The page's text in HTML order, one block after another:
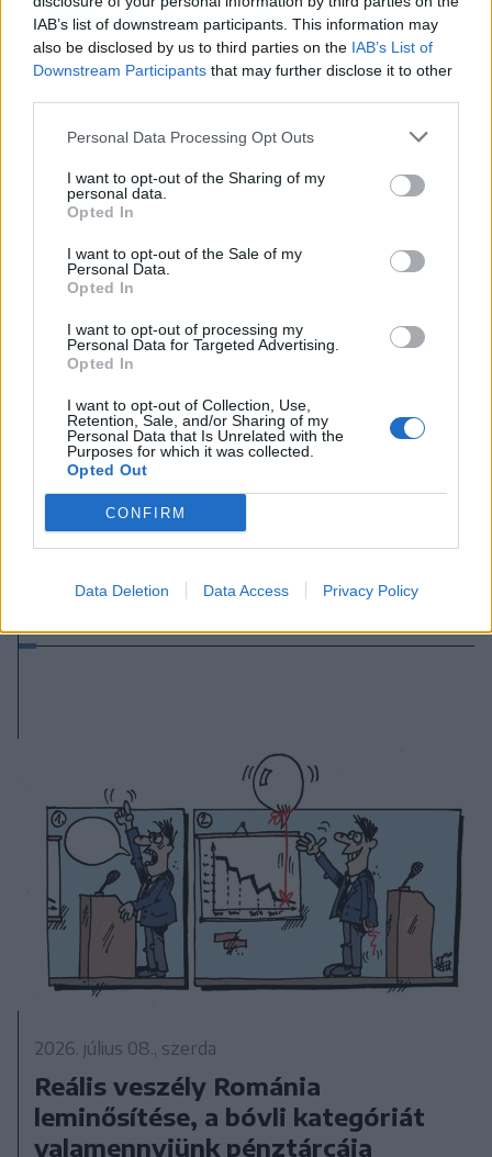
IAB’s list of downstream participants. This information may
also be disclosed by us to third parties on the IAB’s List of
Downstream Participants that may further disclose it to other
Personal Data Processing Opt Outs
I want to opt-out of the Sharing of my
personal data.
Opted In
I want to opt-out of the Sale of my
Personal Data.
Opted In
I want to opt-out of processing my
Personal Data for Targeted Advertising.
Opted In
I want to opt-out of Collection, Use,
Retention, Sale, and/or Sharing of my
Personal Data that Is Unrelated with the
Purposes for which it was collected.
Opted Out
CONFIRM
Data Deletion Data Access Privacy Policy
A rovat további cikkei
2026. július 24., péntek
akciója
2026. július 08., szerda
Reális veszély Románia
leminősítése, a bóvli kategóriát
valamennyiünk pénztárcája